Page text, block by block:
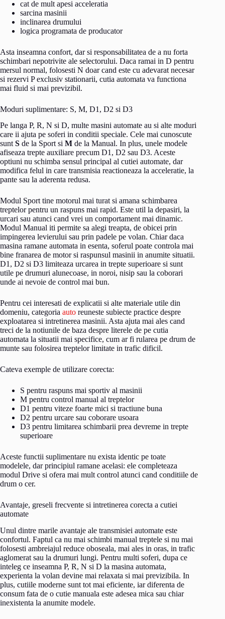
cat de mult apesi acceleratia
sarcina masinii
inclinarea drumului
logica programata de producator
Asta inseamna confort, dar si responsabilitatea de a nu forta
schimbari nepotrivite ale selectorului. Daca ramai in D pentru
mersul normal, folosesti N doar cand este cu adevarat necesar
si rezervi P exclusiv stationarii, cutia automata va functiona
mai fluid si mai previzibil.
Moduri suplimentare: S, M, D1, D2 si D3
Pe langa P, R, N si D, multe masini automate au si alte moduri
care ii ajuta pe soferi in conditii speciale. Cele mai cunoscute
suntS de la Sport si M de la Manual. In plus, unele modele
afiseaza trepte auxiliare precum D1, D2 sau D3. Aceste
optiuni nu schimba sensul principal al cutiei automate, dar
modifica felul in care transmisia reactioneaza la acceleratie, la
pante sau la aderenta redusa.
Modul Sport tine motorul mai turat si amana schimbarea
treptelor pentru un raspuns mai rapid. Este util la depasiri, la
urcari sau atunci cand vrei un comportament mai dinamic.
Modul Manual iti permite sa alegi treapta, de obicei prin
impingerea levierului sau prin padele pe volan. Chiar daca
masina ramane automata in esenta, soferul poate controla mai
bine franarea de motor si raspunsul masinii in anumite situatii.
D1, D2 si D3 limiteaza urcarea in trepte superioare si sunt
utile pe drumuri alunecoase, in noroi, nisip sau la coborari
unde ai nevoie de control mai bun.
Pentru cei interesati de explicatii si alte materiale utile din
domeniu, categoria auto reuneste subiecte practice despre
exploatarea si intretinerea masinii. Asta ajuta mai ales cand
treci de la notiunile de baza despre literele de pe cutia
automata la situatii mai specifice, cum ar fi rularea pe drum de
munte sau folosirea treptelor limitate in trafic dificil.
Cateva exemple de utilizare corecta:
S pentru raspuns mai sportiv al masinii
M pentru control manual al treptelor
D1 pentru viteze foarte mici si tractiune buna
D2 pentru urcare sau coborare usoara
D3 pentru limitarea schimbarii prea devreme in trepte
superioare
Aceste functii suplimentare nu exista identic pe toate
modelele, dar principiul ramane acelasi: ele completeaza
modul Drive si ofera mai mult control atunci cand conditiile de
drum o cer.
Avantaje, greseli frecvente si intretinerea corecta a cutiei
automate
Unul dintre marile avantaje ale transmisiei automate este
confortul. Faptul ca nu mai schimbi manual treptele si nu mai
folosesti ambreiajul reduce oboseala, mai ales in oras, in trafic
aglomerat sau la drumuri lungi. Pentru multi soferi, dupa ce
inteleg ce inseamna P, R, N si D la masina automata,
experienta la volan devine mai relaxata si mai previzibila. In
plus, cutiile moderne sunt tot mai eficiente, iar diferenta de
consum fata de o cutie manuala este adesea mica sau chiar
inexistenta la anumite modele.